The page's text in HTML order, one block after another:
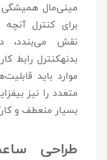
مینی‌مال همیشگی
نقش می‌بندد،
بدنهکنترل رابط
موارد باید
بسیار منعطف و